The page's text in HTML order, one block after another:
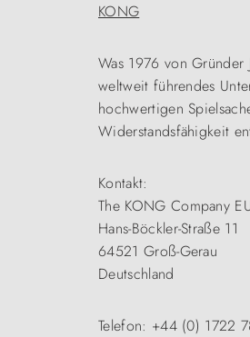
KONG
Was 1976 von
weltweit führendes
hochwertigen
Widerstandsfähigkeit
Kontakt:
The KONG Company
Hans-Böckler-Straße 11
64521 Groß-Gerau
Deutschland
Telefon: +44 (0) 1722